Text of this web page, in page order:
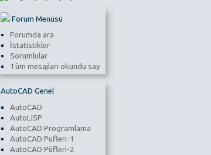
Forum Menüsü
Forumda ara
İstatistikler
Sorumlular
Tüm mesajları okundu say
AutoCAD Genel
AutoCAD
AutoLISP
AutoCAD Programlama
AutoCAD Püfleri-1
AutoCAD Püfleri-2